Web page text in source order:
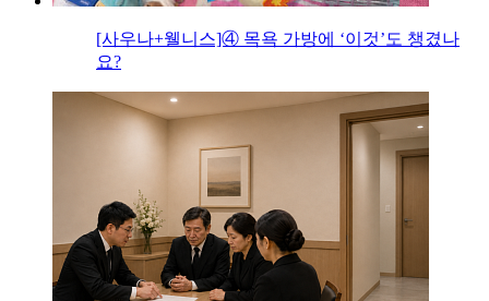
[사우나+웰니스]④ 목욕 가방에 ‘이것’도 챙겼나
요?